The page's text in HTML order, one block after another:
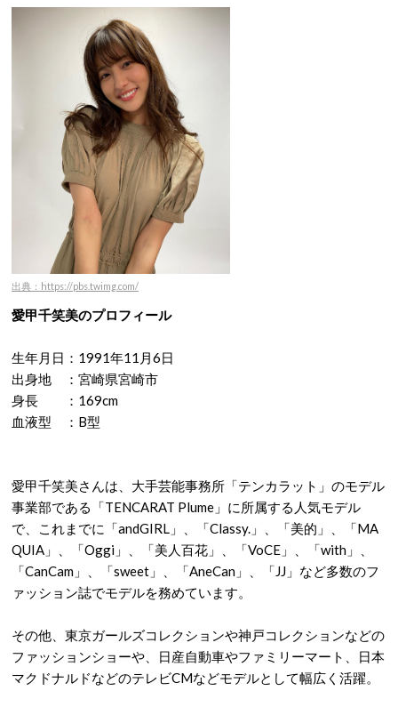
出典：https://pbs.twimg.com/
愛甲千笑美のプロフィール
生年月日：1991年11月6日
出身地 ：宮崎県宮崎市
身長 ：169cm
血液型 ：B型
愛甲千笑美さんは、大手芸能事務所「テンカラット」のモデル
事業部である「TENCARAT Plume」に所属する人気モデル
で、これまでに「andGIRL」、「Classy.」、「美的」、「MA
QUIA」、「Oggi」、「美人百花」、「VoCE」、「with」、
「CanCam」、「sweet」、「AneCan」、「JJ」など多数のフ
ァッション誌でモデルを務めています。
その他、東京ガールズコレクションや神戸コレクションなどの
ファッションショーや、日産自動車やファミリーマート、日本
マクドナルドなどのテレビCMなどモデルとして幅広く活躍。